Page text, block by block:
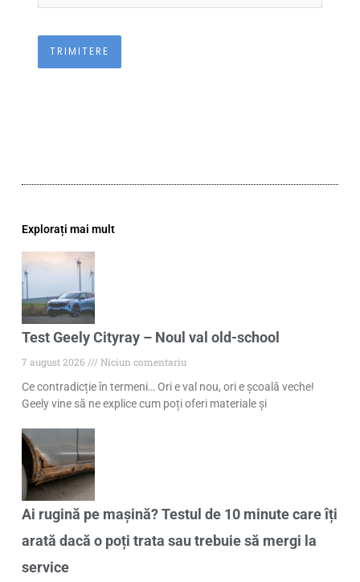
Explorați mai mult
Test Geely Cityray – Noul val old-school
7 august 2026
Niciun comentariu
Ce contradicție în termeni… Ori e val nou, ori e școală veche!
Geely vine să ne explice cum poți oferi materiale și
Ai rugină pe mașină? Testul de 10 minute care îți
arată dacă o poți trata sau trebuie să mergi la
service